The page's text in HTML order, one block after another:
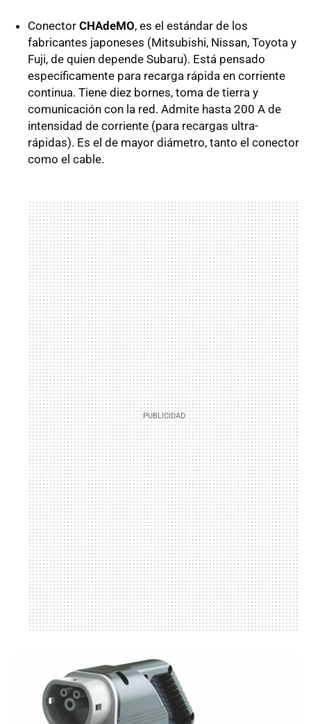
Conector CHAdeMO, es el estándar de los
fabricantes japoneses (Mitsubishi, Nissan, Toyota y
Fuji, de quien depende Subaru). Está pensado
específicamente para recarga rápida en corriente
continua. Tiene diez bornes, toma de tierra y
comunicación con la red. Admite hasta 200 A de
intensidad de corriente (para recargas ultra-
rápidas). Es el de mayor diámetro, tanto el conector
como el cable.